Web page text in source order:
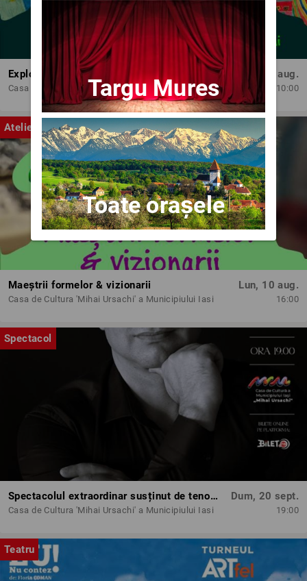
Exploratorii cromatici
Casa de Cultura 'Mihai Ursachi' a Municipiului Iasi
Lun, 10 aug.
10:00
Atelier
Maeștrii formelor & vizionarii
Casa de Cultura 'Mihai Ursachi' a Municipiului Iasi
Lun, 10 aug.
16:00
Spectacol
Spectacolul extraordinar susținut de tenorul Paul Cel Mare
Casa de Cultura 'Mihai Ursachi' a Municipiului Iasi
Dum, 20 sept.
19:00
Teatru
Targu Mures
Toate orașele